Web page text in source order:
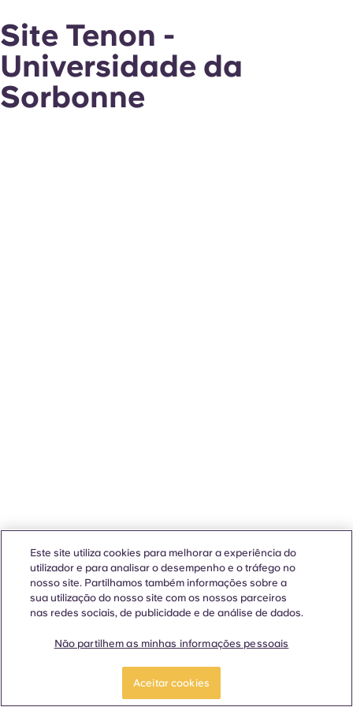
Site Tenon -
Universidade da
Sorbonne
Este site utiliza cookies para melhorar a experiência do
utilizador e para analisar o desempenho e o tráfego no
nosso site. Partilhamos também informações sobre a
sua utilização do nosso site com os nossos parceiros
nas redes sociais, de publicidade e de análise de dados.
Não partilhem as minhas informações pessoais
Aceitar cookies